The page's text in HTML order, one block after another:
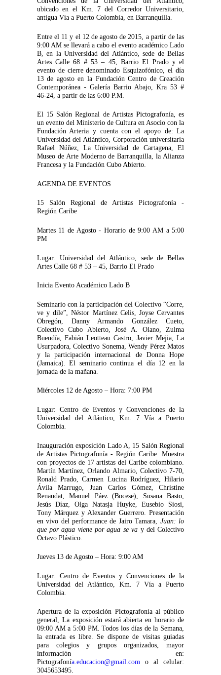
ubicado en el Km. 7 del Corredor Universitario,
antigua Vía a Puerto Colombia, en Barranquilla.
Entre el 11 y el 12 de agosto de 2015, a partir de las
9:00 AM se llevará a cabo el evento académico Lado
B, en la Universidad del Atlántico, sede de Bellas
Artes Calle 68 # 53 – 45, Barrio El Prado y el
evento de cierre denominado Esquizofónico, el día
13 de agosto en la Fundación Centro de Creación
Contemporánea - Galería Barrio Abajo, Kra 53 #
46-24, a partir de las 6:00 P.M.
El 15 Salón Regional de Artistas Pictografonía, es
un evento del Ministerio de Cultura en Asocio con la
Fundación Arteria y cuenta con el apoyo de: La
Universidad del Atlántico, Corporación universitaria
Rafael Núñez, La Universidad de Cartagena, El
Museo de Arte Moderno de Barranquilla, la Alianza
Francesa y la Fundación Cubo Abierto.
AGENDA DE EVENTOS
15 Salón Regional de Artistas Pictografonía -
Región Caribe
Martes 11 de Agosto - Horario de 9:00 AM a 5:00
PM
Lugar: Universidad del Atlántico, sede de Bellas
Artes Calle 68 # 53 – 45, Barrio El Prado
Inicia Evento Académico Lado B
Seminario con la participación del Colectivo “Corre,
ve y dile”, Néstor Martínez Celis, Joyse Cervantes
Obregón, Danny Armando González Cueto,
Colectivo Cubo Abierto, José A. Olano, Zulma
Buendía, Fabián Leotteau Castro, Javier Mejia, La
Usurpadora, Colectivo Sonema, Wendy Pérez Matos
y la participación internacional de Donna Hope
(Jamaica). El seminario continua el día 12 en la
jornada de la mañana.
Miércoles 12 de Agosto – Hora: 7:00 PM
Lugar: Centro de Eventos y Convenciones de la
Universidad del Atlántico, Km. 7 Vía a Puerto
Colombia.
Inauguración exposición Lado A, 15 Salón Regional
de Artistas Pictografonía - Región Caribe. Muestra
con proyectos de 17 artistas del Caribe colombiano.
Martín Martínez, Orlando Almario, Colectivo 7-70,
Ronald Prado, Carmen Lucina Rodríguez, Hilario
Ávila Marrugo, Juan Carlos Gómez, Christine
Renaudat, Manuel Páez (Bocese), Susana Basto,
Jesús Díaz, Olga Natasja Huyke, Eusebio Siosi,
Tony Márquez y Alexander Guerrero. Presentación
en vivo del performance de Jairo Tamara, Juan: lo
que por agua viene por agua se va y del Colectivo
Octavo Plástico.
Jueves 13 de Agosto – Hora: 9:00 AM
Lugar: Centro de Eventos y Convenciones de la
Universidad del Atlántico, Km. 7 Vía a Puerto
Colombia.
Apertura de la exposición Pictografonía al público
general, La exposición estará abierta en horario de
09:00 AM a 5:00 PM. Todos los días de la Semana,
la entrada es libre. Se dispone de visitas guiadas
para colegios y grupos organizados, mayor
información en:
Pictografonía.educacion@gmail.como al celular:
3045653495.